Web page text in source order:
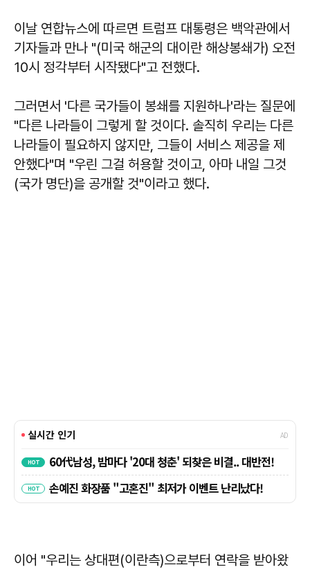
이날 연합뉴스에 따르면 트럼프 대통령은 백악관에서
기자들과 만나 "(미국 해군의 대이란 해상봉쇄가) 오전
10시 정각부터 시작됐다"고 전했다.
그러면서 '다른 국가들이 봉쇄를 지원하나'라는 질문에
"다른 나라들이 그렇게 할 것이다. 솔직히 우리는 다른
나라들이 필요하지 않지만, 그들이 서비스 제공을 제
안했다"며 "우린 그걸 허용할 것이고, 아마 내일 그것
(국가 명단)을 공개할 것"이라고 했다.
이어 "우리는 상대편(이란측)으로부터 연락을 받아왔